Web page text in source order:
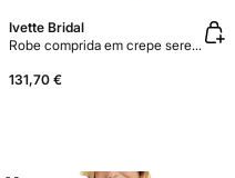
Ivette Bridal
Robe comprida em crepe serenity
131,70 €